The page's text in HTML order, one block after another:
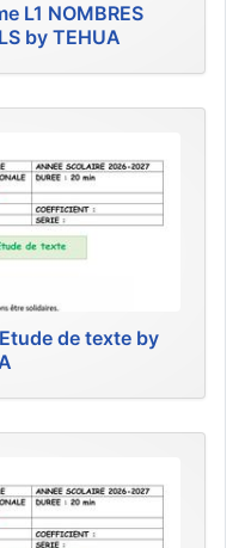
L1 NOMBRES
by TEHUA
de texte by